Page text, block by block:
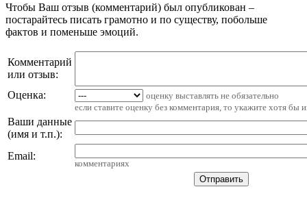
Чтобы Ваш отзыв (комментарий) был опубликован –
постарайтесь писать грамотно и по существу, побольше
фактов и поменьше эмоций.
Комментарий
или отзыв:
Оценка:
оценку выставлять не обязательно
если ставите оценку без комментария, то укажите хотя бы
Ваши данные
(имя и т.п.):
Email:
комментариях